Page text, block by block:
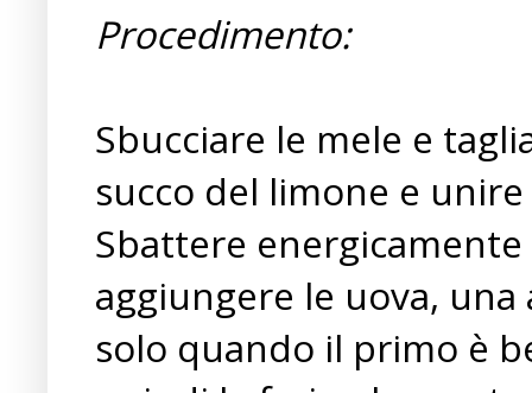
Procedimento:
Sbucciare le mele e
succo del limone e
Sbattere
aggiungere le uova,
solo quando il primo è